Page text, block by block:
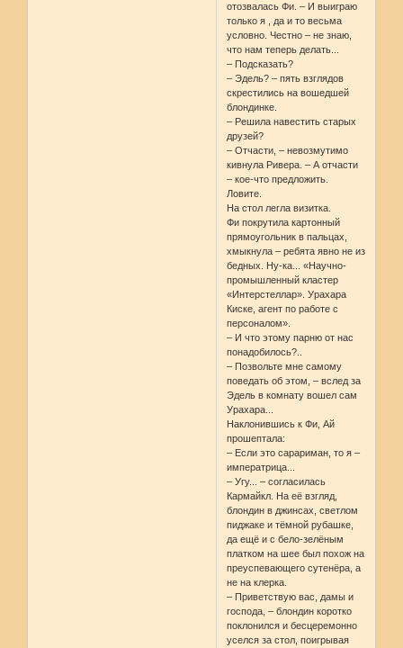
отозвалась Фи. – И выиграю
только я , да и то весьма
условно. Честно – не знаю,
что нам теперь делать...
– Подсказать?
– Эдель? – пять взглядов
скрестились на вошедшей
блондинке.
– Решила навестить старых
друзей?
– Отчасти, – невозмутимо
кивнула Ривера. – А отчасти
– кое-что предложить.
Ловите.
На стол легла визитка.
Фи покрутила картонный
прямоугольник в пальцах,
хмыкнула – ребята явно не из
бедных. Ну-ка... «Научно-
промышленный кластер
«Интерстеллар». Урахара
Киске, агент по работе с
персоналом».
– И что этому парню от нас
понадобилось?..
– Позвольте мне самому
поведать об этом, – вслед за
Эдель в комнату вошел сам
Урахара...
Наклонившись к Фи, Ай
прошептала:
– Если это сарариман, то я –
императрица...
– Угу... – согласилась
Кармайкл. На её взгляд,
блондин в джинсах, светлом
пиджаке и тёмной рубашке,
да ещё и с бело-зелёным
платком на шее был похож на
преуспевающего сутенёра, а
не на клерка.
– Приветствую вас, дамы и
господа, – блондин коротко
поклонился и бесцеремонно
уселся за стол, поигрывая